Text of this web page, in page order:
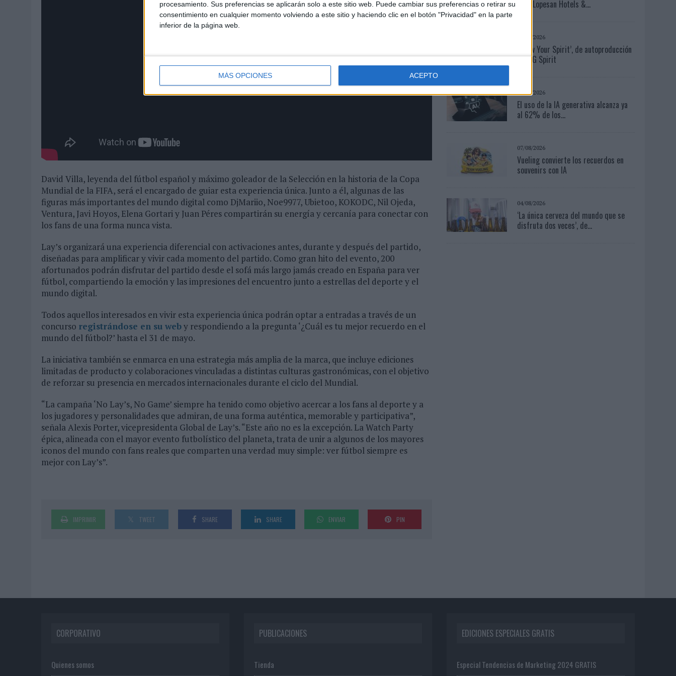
procesamiento. Sus preferencias se aplicarán solo a este sitio web. Puede cambiar sus preferencias o retirar su
consentimiento en cualquier momento volviendo a este sitio y haciendo clic en el botón "Privacidad" en la parte
inferior de la página web.
MÁS OPCIONES ACEPTO
David Villa, leyenda del fútbol español y máximo goleador de la Selección en la historia de la Copa
Mundial de la FIFA, será el encargado de guiar esta experiencia única. Junto a él, algunas de las
figuras más importantes del mundo digital como DjMariio, Noe9977, Ubietoo, KOKODC, Nil Ojeda,
Ventura, Javi Hoyos, Elena Gortari y Juan Péres compartirán su energía y cercanía para conectar con
los fans de una forma nunca vista.
Lay’s organizará una experiencia diferencial con activaciones antes, durante y después del partido,
diseñadas para amplificar y vivir cada momento del partido. Como gran hito del evento, 200
afortunados podrán disfrutar del partido desde el sofá más largo jamás creado en España para ver
fútbol, compartiendo la emoción y las impresiones del encuentro junto a estrellas del deporte y el
mundo digital.
Todos aquellos interesados en vivir esta experiencia única podrán optar a entradas a través de un
concurso registrándose en su weby respondiendo a la pregunta ‘¿Cuál es tu mejor recuerdo en el
mundo del fútbol?’ hasta el 31 de mayo.
La iniciativa también se enmarca en una estrategia más amplia de la marca, que incluye ediciones
limitadas de producto y colaboraciones vinculadas a distintas culturas gastronómicas, con el objetivo
de reforzar su presencia en mercados internacionales durante el ciclo del Mundial.
“La campaña ‘No Lay’s, No Game’ siempre ha tenido como objetivo acercar a los fans al deporte y a
los jugadores y personalidades que admiran, de una forma auténtica, memorable y participativa”,
señala Alexis Porter, vicepresidenta Global de Lay’s. “Este año no es la excepción. La Watch Party
épica, alineada con el mayor evento futbolístico del planeta, trata de unir a algunos de los mayores
iconos del mundo con fans reales que comparten una verdad muy simple: ver fútbol siempre es
mejor con Lay’s”.
IMPRIMIR TWEET SHARE SHARE ENVIAR PIN
para Lopesan Hotels &...
07/08/2026
‘Show Your Spirit’, de autoproducción
de MG Spirit
06/08/2026
El uso de la IA generativa alcanza ya
al 62% de los...
07/08/2026
Vueling convierte los recuerdos en
souvenirs con IA
04/08/2026
‘La única cerveza del mundo que se
disfruta dos veces’, de...
CORPORATIVO
Quienes somos
PUBLICACIONES
Tienda
EDICIONES ESPECIALES GRATIS
Especial Tendencias de Marketing 2024 GRATIS